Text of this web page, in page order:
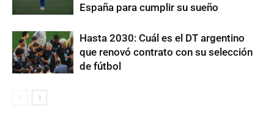
España para cumplir su sueño
Hasta 2030: Cuál es el DT argentino
que renovó contrato con su selección
de fútbol